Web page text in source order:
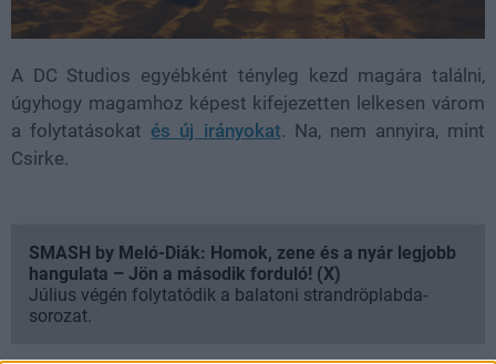
A DC Studios egyébként tényleg kezd magára találni,
úgyhogy magamhoz képest kifejezetten lelkesen várom
a folytatásokat és új irányokat. Na, nem annyira, mint
Csirke.
SMASH by Meló-Diák: Homok, zene és a nyár legjobb
hangulata – Jön a második forduló! (X)
Július végén folytatódik a balatoni strandröplabda-
sorozat.